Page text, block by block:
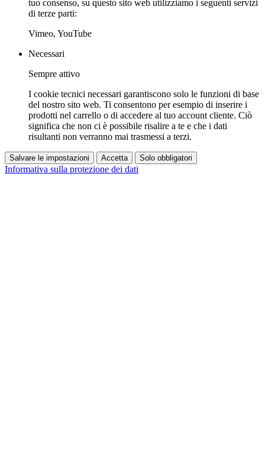
tuo consenso, su questo sito web utilizziamo i seguenti servizi
di terze parti:
Vimeo, YouTube
Necessari
Sempre attivo
I cookie tecnici necessari garantiscono solo le funzioni di base
del nostro sito web. Ti consentono per esempio di inserire i
prodotti nel carrello o di accedere al tuo account cliente. Ciò
significa che non ci è possibile risalire a te e che i dati
risultanti non verranno mai trasmessi a terzi.
Salvare le impostazioni Accetta Solo obbligatori
Informativa sulla protezione dei dati